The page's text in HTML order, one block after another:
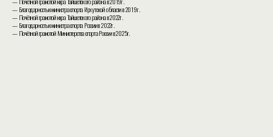
— Благодарностью министра спорта Иркутской области в 2019г.
— Почётной грамотой мэра Тайшетского района в 2022г.
— Благодарностью министра спорта России в 2022г.
— Почётной грамотой Министерства спорта России в 2025г.